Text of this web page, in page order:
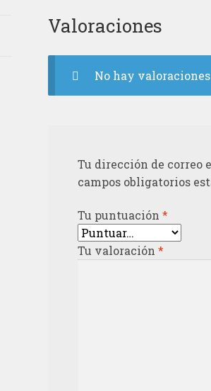
Valoraciones
No hay
Tu dirección de correo
campos obligatorios
Tu puntuación*
Tu valoración*